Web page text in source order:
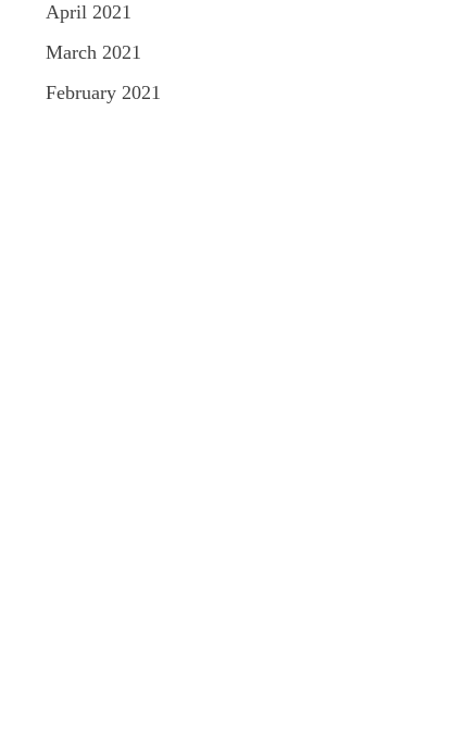
April 2021
March 2021
February 2021